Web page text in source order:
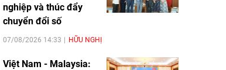
nghiệp và thúc đẩy
chuyển đổi số
07/08/2026 14:33 HỮU NGHỊ
Việt Nam - Malaysia: